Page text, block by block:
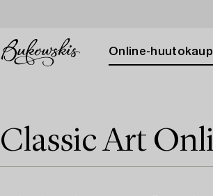
Online-
Classic Art